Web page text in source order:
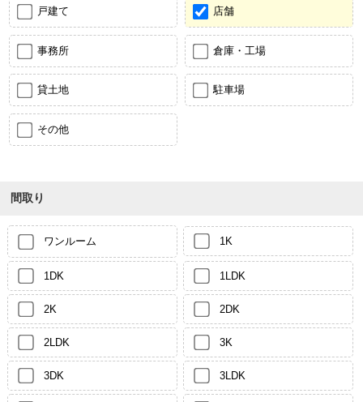
戸建て 店舗
事務所 倉庫・工場
貸土地 駐車場
その他
間取り
ワンルーム 1K
1DK 1LDK
2K 2DK
2LDK 3K
3DK 3LDK